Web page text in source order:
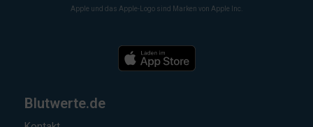
Apple und das Apple-Logo sind Marken von Apple Inc.
Blutwerte.de